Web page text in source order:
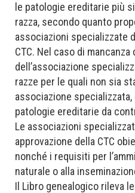
le patologie ereditarie più
razza, secondo quanto
associazioni specializzate
CTC. Nel caso di
dell’associazione
razze per le quali non sia
associazione specializzata,
patologie ereditarie da
Le associazioni
approvazione della CTC
nonché i requisiti per
naturale o alla
Il Libro genealogico rileva